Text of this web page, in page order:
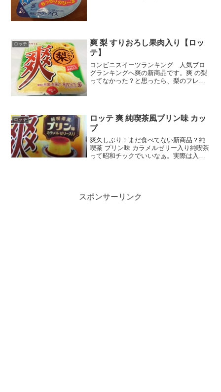
ロッテ
爽 梨 すりおろし果肉入り【ロッ
テ】
コンビニスイーツランキング 人気ブロ
グランキングへ爽の新商品です。爽 の梨
ってなかった？と思ったら、梨のフレー
ロッテ
ロッテ 爽 純喫茶風プリン味 カッ
プ
爽久しぶり！まだ食べてない新商品？純
喫茶 プリン味 カラメルゼリー入り純喫茶
って昭和チックでいいなぁ。実際は入っ
スポンサーリンク